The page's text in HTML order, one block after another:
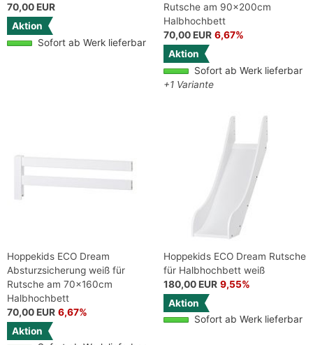
70,00 EUR
Aktion
Sofort ab Werk lieferbar
Rutsche am 90x200cm
Halbhochbett
70,00 EUR 6,67%
Aktion
Sofort ab Werk lieferbar
+1 Variante
Hoppekids ECO Dream
Absturzsicherung weiß für
Rutsche am 70x160cm
Halbhochbett
70,00 EUR 6,67%
Aktion
Hoppekids ECO Dream Rutsche
für Halbhochbett weiß
180,00 EUR 9,55%
Aktion
Sofort ab Werk lieferbar